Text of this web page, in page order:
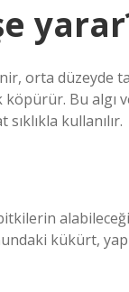
orta düzeyde
Bu algı
kullanılır.
kükürt,